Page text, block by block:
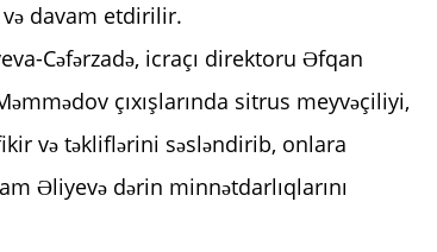
davam etdirilir.
Cəfərzadə, icraçı direktoru Əfqan
çıxışlarında sitrus meyvəçiliyi,
fikir və təkliflərini səsləndirib, onlara
Əliyevə dərin minnətdarlıqlarını